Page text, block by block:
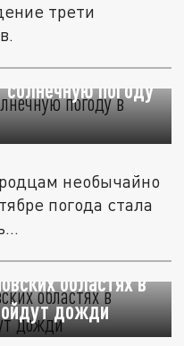
трети
погоду
необычайно
погода стала
областях в
дожди